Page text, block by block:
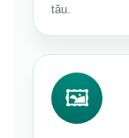
tău.
🖼